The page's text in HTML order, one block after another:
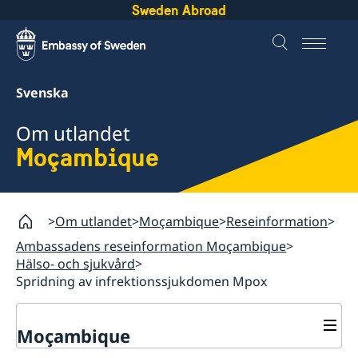
Sweden Abroad
Svenska
Om utlandet
Moçambique
Om utlandet Moçambique Reseinformation
Ambassadens reseinformation Moçambique
Hälso- och sjukvård
Spridning av infrektionssjukdomen Mpox
Moçambique